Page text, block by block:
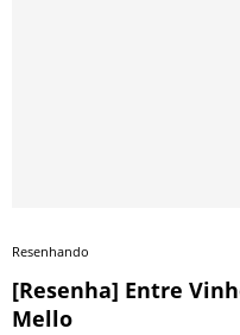
Resenhando
[Resenha] Entre
Mello